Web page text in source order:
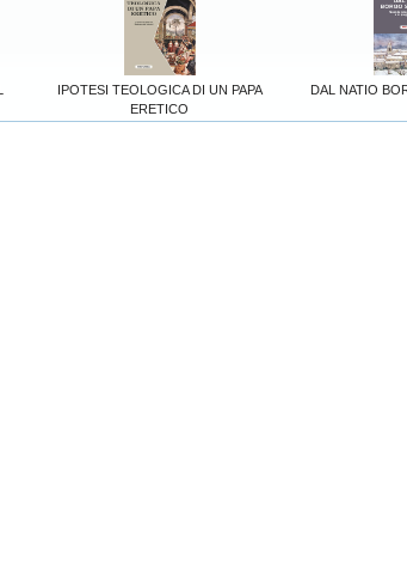
IPOTESI TEOLOGICA DI UN PAPA
ERETICO
DAL NATIO